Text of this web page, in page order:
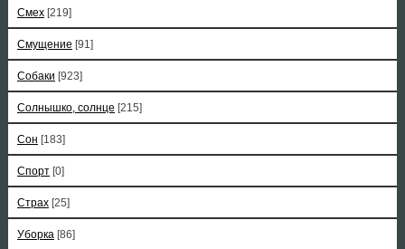
Смех [219]
Смущение [91]
Собаки [923]
Солнышко, солнце [215]
Сон [183]
Спорт [0]
Страх [25]
Уборка [86]